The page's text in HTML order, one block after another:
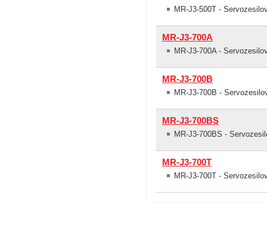
MR-J3-500T -
MR-J3-700A
MR-J3-700A -
MR-J3-700B
MR-J3-700B -
MR-J3-700BS
MR-J3-700BS -
MR-J3-700T
MR-J3-700T -